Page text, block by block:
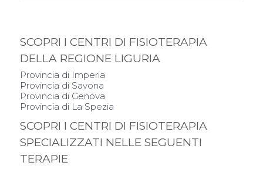
SCOPRI I CENTRI DI FISIOTERAPIA
DELLA REGIONE LIGURIA
Provincia di Imperia
Provincia di Savona
Provincia di Genova
Provincia di La Spezia
SCOPRI I CENTRI DI FISIOTERAPIA
SPECIALIZZATI NELLE SEGUENTI
TERAPIE